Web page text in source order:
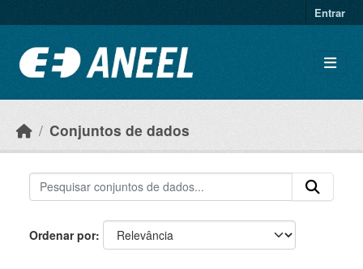
Entrar
Conjuntos de dados
Ordenar por